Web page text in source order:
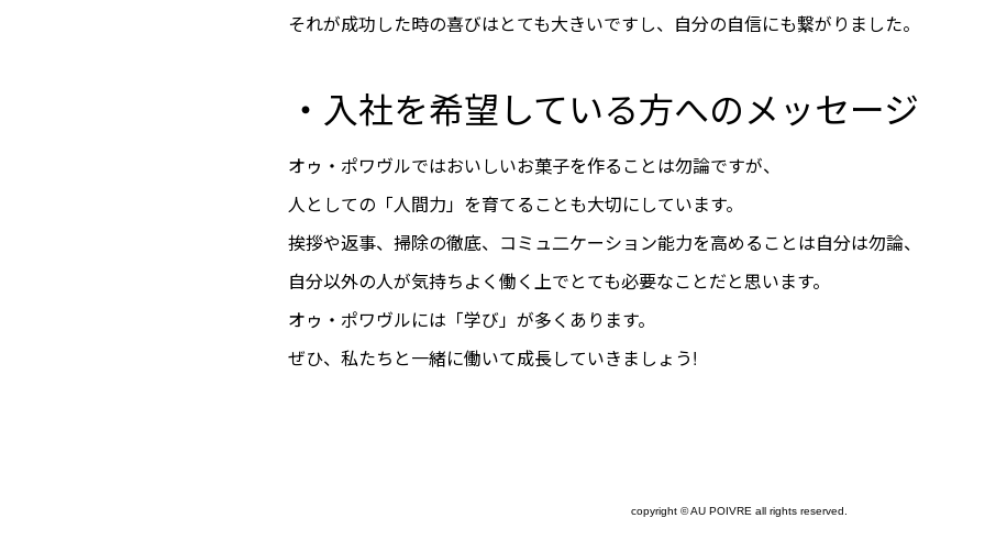
それが成功した時の喜びはとても大きいですし、自分の自信にも繋がりました。
・入社を希望している方へのメッセージ
オゥ・ポワヴルではおいしいお菓子を作ることは勿論ですが、
人としての「人間力」を育てることも大切にしています。
挨拶や返事、掃除の徹底、コミュ二ケーション能力を高めることは自分は勿論、
自分以外の人が気持ちよく働く上でとても必要なことだと思います。
オゥ・ポワヴルには「学び」が多くあります。
ぜひ、私たちと一緒に働いて成長していきましょう!
copyright © AU POIVRE all rights reserved.